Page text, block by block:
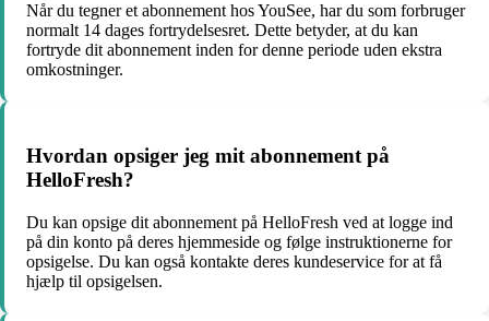
Når du tegner et abonnement hos YouSee, har du som forbruger
normalt 14 dages fortrydelsesret. Dette betyder, at du kan
fortryde dit abonnement inden for denne periode uden ekstra
omkostninger.
Hvordan opsiger jeg mit abonnement på
HelloFresh?
Du kan opsige dit abonnement på HelloFresh ved at logge ind
på din konto på deres hjemmeside og følge instruktionerne for
opsigelse. Du kan også kontakte deres kundeservice for at få
hjælp til opsigelsen.